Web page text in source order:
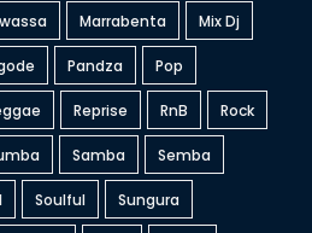
Marrabenta Mix Dj
Pandza Pop
Reprise RnB Rock
Samba Semba
Soulful Sungura